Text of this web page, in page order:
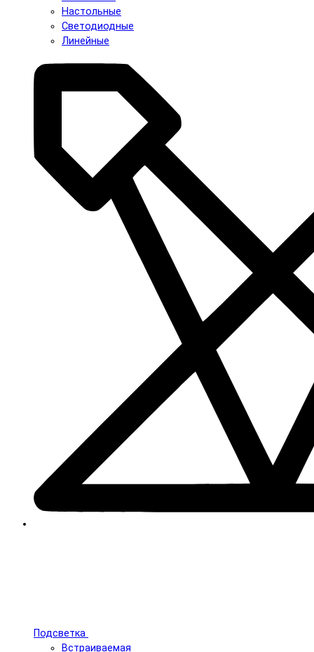
Настольные
Светодиодные
Линейные
Подсветка
Встраиваемая